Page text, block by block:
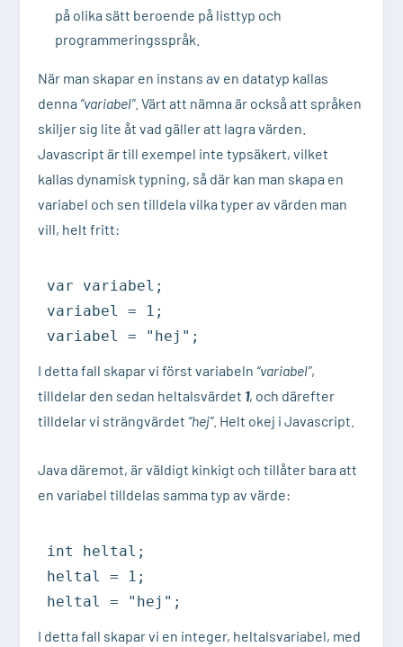
på olika sätt beroende på listtyp och
programmeringsspråk.
När man skapar en instans av en datatyp kallas
denna “variabel”. Värt att nämna är också att språken
skiljer sig lite åt vad gäller att lagra värden.
Javascript är till exempel inte typsäkert, vilket
kallas dynamisk typning, så där kan man skapa en
variabel och sen tilldela vilka typer av värden man
vill, helt fritt:
var variabel;
variabel = 1;
variabel = "hej";
I detta fall skapar vi först variabeln “variabel”,
tilldelar den sedan heltalsvärdet 1, och därefter
tilldelar vi strängvärdet “hej”. Helt okej i Javascript.
Java däremot, är väldigt kinkigt och tillåter bara att
en variabel tilldelas samma typ av värde:
int heltal;
heltal = 1;
heltal = "hej";
I detta fall skapar vi en integer, heltalsvariabel, med